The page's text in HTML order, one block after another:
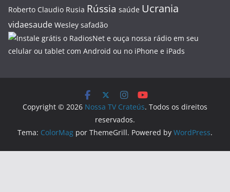
Roberto Claudio Rusia Rússia saúde Ucrania
vidaesaude Wesley safadão
Copyright © 2026 Nossa TV Crateús. Todos os direitos
reservados.
Tema: ColorMag por ThemeGrill. Powered by WordPress.